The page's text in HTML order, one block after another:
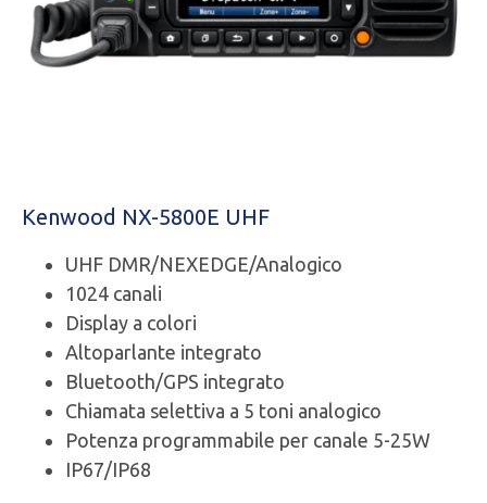
Kenwood NX-5800E UHF
UHF DMR/NEXEDGE/Analogico
1024 canali
Display a colori
Altoparlante integrato
Bluetooth/GPS integrato
Chiamata selettiva a 5 toni analogico
Potenza programmabile per canale 5-25W
IP67/IP68